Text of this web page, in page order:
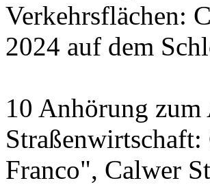
Verkehrsflächen:
2024 auf dem
10 Anhörung
Franco", Calwer